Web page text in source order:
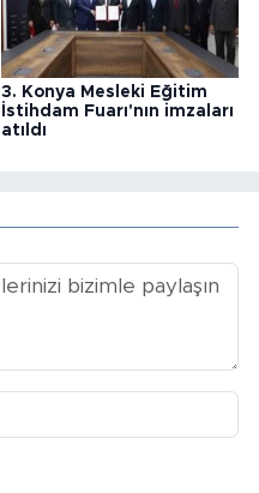
3. Konya Mesleki Eğitim
İstihdam Fuarı'nın imzaları
atıldı